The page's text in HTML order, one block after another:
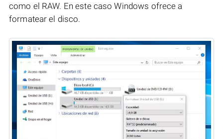
como el RAW. En este caso Windows ofrece a
formatear el disco.